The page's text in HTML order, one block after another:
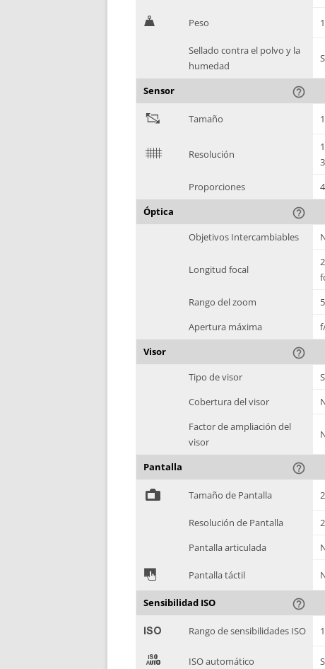
H Peso
Sellado contra el polvo y la
humedad
Sensor help_outline
" Tamaño
$ Resolución
Proporciones
Óptica
help_outline
Objetivos Intercambiables
Longitud focal
Rango del zoom
Apertura máxima
Visor
help_outline
Tipo de visor
Cobertura del visor
Factor de ampliación del
visor
Pantalla help_outline
% Tamaño de Pantalla
Resolución de Pantalla
Pantalla articulada
& Pantalla táctil
Sensibilidad ISO help_outline
' Rango de sensibilidades ISO
( ISO automático